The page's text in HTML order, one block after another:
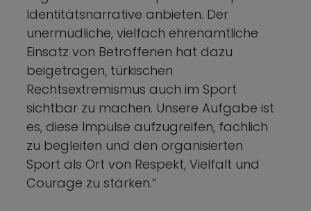
Identitätsnarrative anbieten. Der
unermüdliche, vielfach ehrenamtliche
Einsatz von Betroffenen hat dazu
beigetragen, türkischen
Rechtsextremismus auch im Sport
sichtbar zu machen. Unsere Aufgabe ist
es, diese Impulse aufzugreifen, fachlich
zu begleiten und den organisierten
Sport als Ort von Respekt, Vielfalt und
Courage zu stärken.“